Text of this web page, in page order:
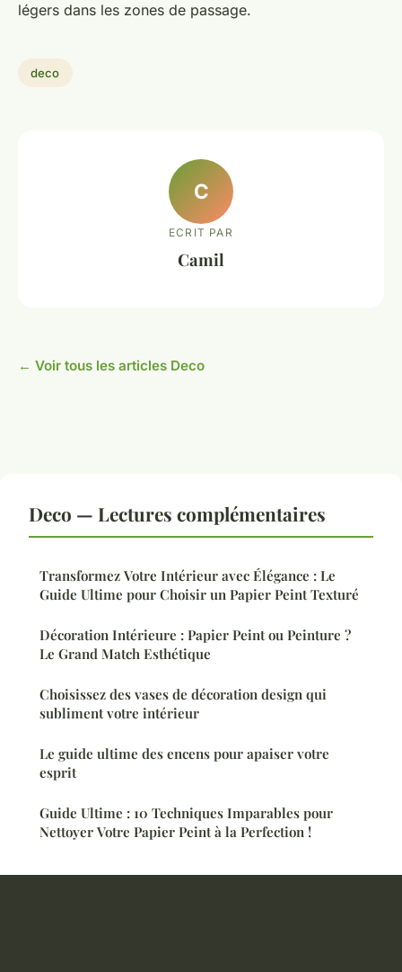
légers dans les zones de passage.
deco
C
ECRIT PAR
Camil
← Voir tous les articles Deco
Deco — Lectures complémentaires
Transformez Votre Intérieur avec Élégance : Le
Guide Ultime pour Choisir un Papier Peint Texturé
Décoration Intérieure : Papier Peint ou Peinture ?
Le Grand Match Esthétique
Choisissez des vases de décoration design qui
subliment votre intérieur
Le guide ultime des encens pour apaiser votre
esprit
Guide Ultime : 10 Techniques Imparables pour
Nettoyer Votre Papier Peint à la Perfection !